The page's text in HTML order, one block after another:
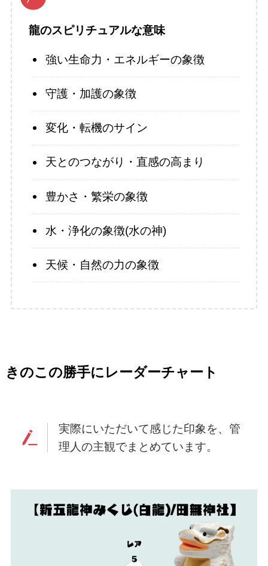
龍のスピリチュアルな意味
強い生命力・エネルギーの象徴
守護・加護の象徴
変化・転機のサイン
天とのつながり・直感の高まり
豊かさ・繁栄の象徴
水・浄化の象徴(水の神)
天候・自然の力の象徴
きのこの勝手にレーダーチャート
実際にいただいて感じた印象を、管
理人の主観でまとめています。